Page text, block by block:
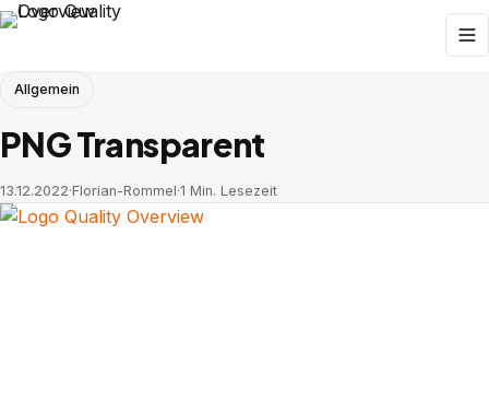
Allgemein
PNG Transparent
13.12.2022·Florian-Rommel·1 Min. Lesezeit